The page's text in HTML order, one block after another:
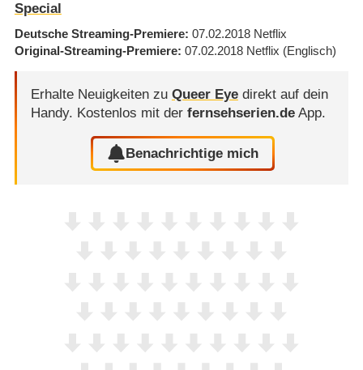
Special
Deutsche Streaming-Premiere 07.02.2018 Netflix
Original-Streaming-Premiere 07.02.2018 Netflix (Englisch)
Erhalte Neuigkeiten zu Queer Eyedirekt auf dein
Handy. Kostenlos mit der fernsehserien.deApp.
Benachrichtige mich